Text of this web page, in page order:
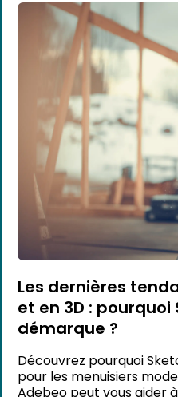
Les dernières
et en 3D : pourquoi
démarque ?
Découvrez pourquoi
pour les menuisiers
Adebeo peut vous aider